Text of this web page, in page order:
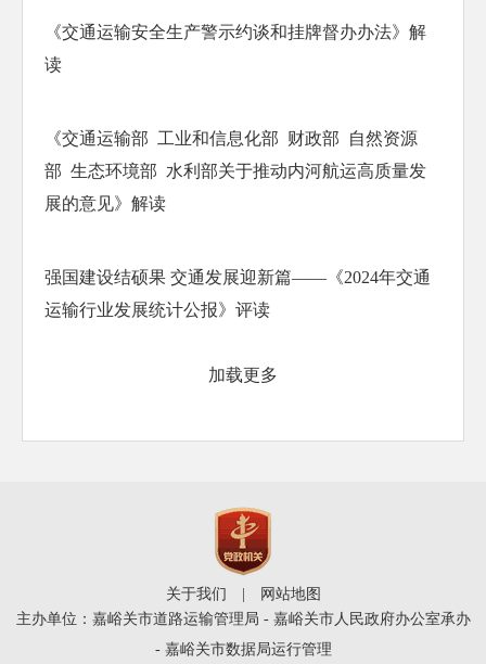
《交通运输安全生产警示约谈和挂牌督办办法》解
读
《交通运输部 工业和信息化部 财政部 自然资源
部 生态环境部 水利部关于推动内河航运高质量发
展的意见》解读
强国建设结硕果 交通发展迎新篇——《2024年交通
运输行业发展统计公报》评读
加载更多
关于我们
网站地图
主办单位：嘉峪关市道路运输管理局 - 嘉峪关市人民政府办公室承办
- 嘉峪关市数据局运行管理